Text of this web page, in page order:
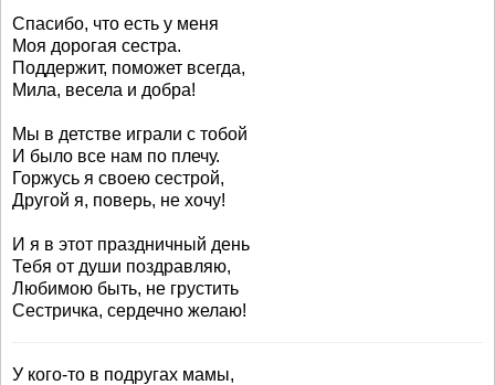
Спасибо, что есть у меня
Моя дорогая сестра.
Поддержит, поможет всегда,
Мила, весела и добра!
Мы в детстве играли с тобой
И было все нам по плечу.
Горжусь я своею сестрой,
Другой я, поверь, не хочу!
И я в этот праздничный день
Тебя от души поздравляю,
Любимою быть, не грустить
Сестричка, сердечно желаю!
У кого-то в подругах мамы,